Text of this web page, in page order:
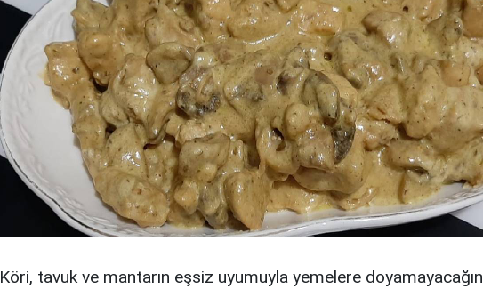
Köri, tavuk ve mantarın eşsiz uyumuyla yemelere